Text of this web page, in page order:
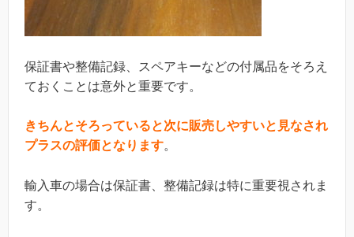
保証書や整備記録、スペアキーなどの付属品をそろえ
ておくことは意外と重要です。
きちんとそろっていると次に販売しやすいと見なされ
プラスの評価となります。
輸入車の場合は保証書、整備記録は特に重要視されま
す。